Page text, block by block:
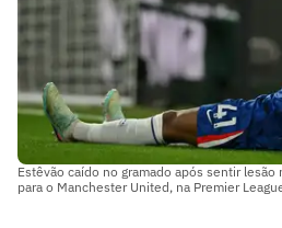
Estêvão caído no gramado após sentir
para o Manchester United, na Premier